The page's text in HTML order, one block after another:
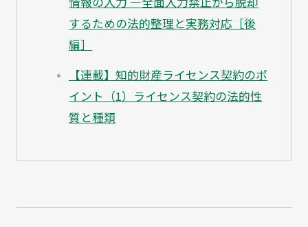
するための法的整理と実務対応［後
編］
【連載】知的財産ライセンス契約のポ
イント（1）ライセンス契約の法的性
質と種類